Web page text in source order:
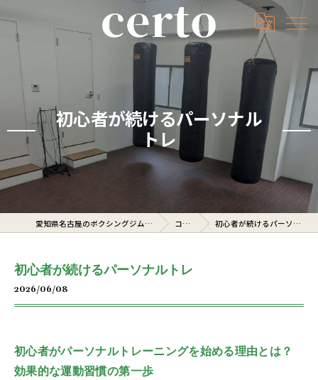
初心者が続けるパーソナル
トレ
愛知県名古屋のボクシングジムならcerto コラム 初心者が続けるパーソナルトレ
初心者が続けるパーソナルトレ
2026/06/08
初心者がパーソナルトレーニングを始める理由とは？
効果的な運動習慣の第一歩